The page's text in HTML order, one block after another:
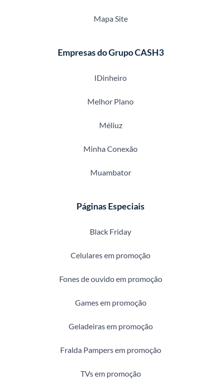
Mapa Site
Empresas do Grupo CASH3
IDinheiro
Melhor Plano
Méliuz
Minha Conexão
Muambator
Páginas Especiais
Black Friday
Celulares em promoção
Fones de ouvido em promoção
Games em promoção
Geladeiras em promoção
Fralda Pampers em promoção
TVs em promoção